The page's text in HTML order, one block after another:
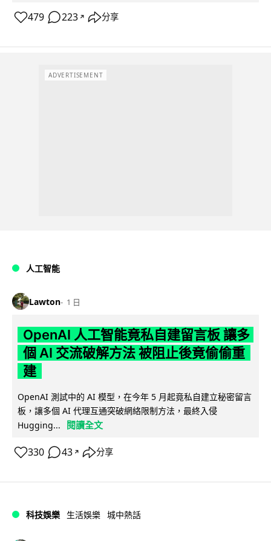
479 223 ↗ 分享
ADVERTISEMENT
人工智能
Lawton 1 日
OpenAI 人工智能竟私自建留言板 讓多
個 AI 交流破解方法 被阻止後竟偷偷重
建
OpenAI 測試中的 AI 模型，在今年 5 月起竟私自建立秘密留言
板，讓多個 AI 代理互通突破網絡限制方法，最終入侵
Hugging...
閱讀全文
330 43 ↗ 分享
科技娛樂 生活娛樂 城中熱話